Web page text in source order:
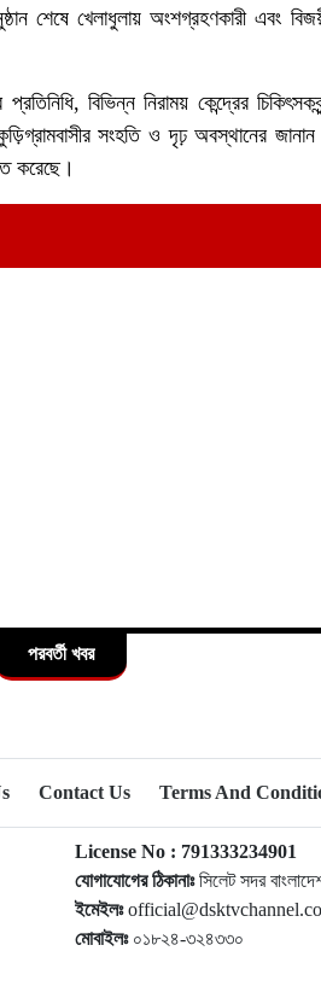
শেষে খেলাধুলায় অংশগ্রহণকারী এবং
বিভিন্ন নিরাময় কেন্দ্রের
সংহতি ও দৃঢ় অবস্থানের জানান
করেছে।
পরবর্তী খবর
Contact Us Terms And
License No : 791333234901
যোগাযোগের ঠিকানাঃসিলেট সদর
ইমেইলঃ
মোবাইলঃ০১৮২৪-৩২৪৩৩০